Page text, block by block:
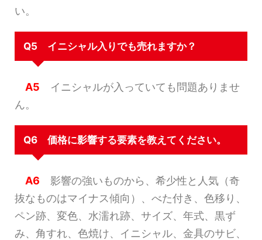
い。
Q5 イニシャル入りでも売れますか？
A5 イニシャルが入っていても問題ありませ
ん。
Q6 価格に影響する要素を教えてください。
A6 影響の強いものから、希少性と人気（奇
抜なものはマイナス傾向）、べた付き、色移り、
ペン跡、変色、水濡れ跡、サイズ、年式、黒ず
み、角すれ、色焼け、イニシャル、金具のサビ、